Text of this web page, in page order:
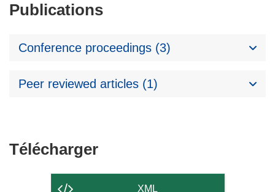
Publications
Conference proceedings (3)
Peer reviewed articles (1)
TéléchargerTélécharger
contenu
XML